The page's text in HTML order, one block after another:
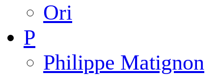
Ori
P
Philippe Matignon